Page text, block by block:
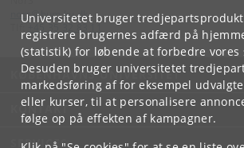
Universitetet bruger
registrere brugernes adfærd på
(statistik) for løbende at forbedre vores
Desuden bruger universitetet
markedsføring af for eksempel
eller kurser, til at personalisere
følge op på effekten af kampagner.
nors@hum.ku.dk
KØBENHAVNS UNIVERSITET
KONTAKT
SERVICES